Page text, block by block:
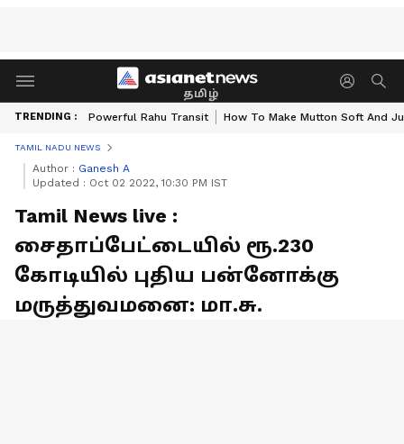
தமிழ்
TRENDING : Powerful Rahu Transit How To Make Mutton Soft And
TAMIL NADU NEWS
Author : Ganesh A
Updated : Oct 02 2022, 10:30 PM IST
Tamil News live :
சைதாப்பேட்டையில் ரூ.230
கோடியில் புதிய பன்னோக்கு
மருத்துவமனை: மா.சு.